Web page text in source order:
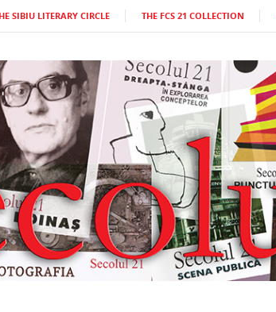
SIBIU LITERARY CIRCLE THE FCS 21 COLLECTION